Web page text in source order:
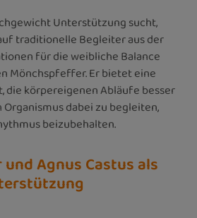
Unterstützung sucht,
traditionelle Begleiter aus der
für die weibliche Balance
Mönchspfeffer. Er bietet eine
die körpereigenen Abläufe besser
dabei zu begleiten,
beizubehalten.
Agnus Castus als